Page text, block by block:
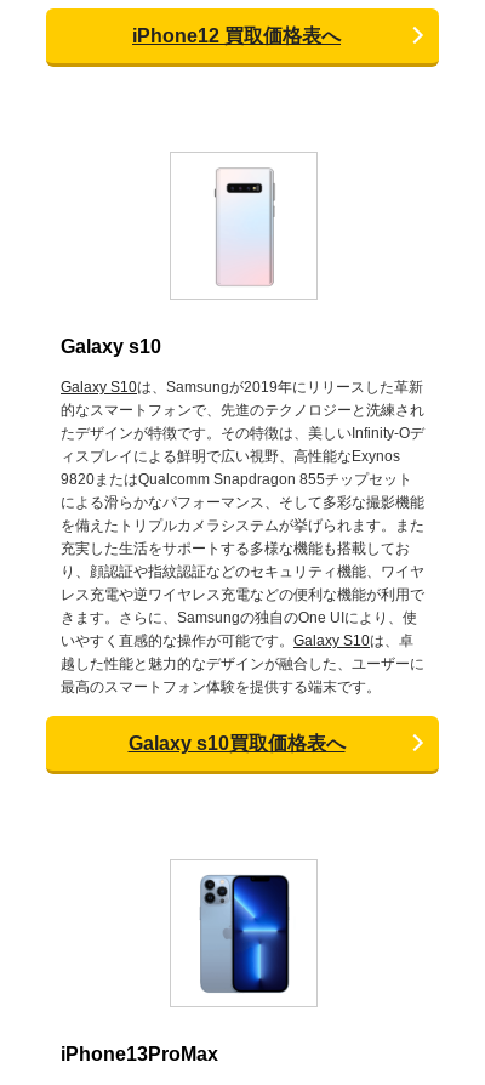
iPhone12 買取価格表へ
Galaxy s10
Galaxy S10は、Samsungが2019年にリリースした革新
的なスマートフォンで、先進のテクノロジーと洗練され
たデザインが特徴です。その特徴は、美しいInfinity-Oデ
ィスプレイによる鮮明で広い視野、高性能なExynos
9820またはQualcomm Snapdragon 855チップセット
による滑らかなパフォーマンス、そして多彩な撮影機能
を備えたトリプルカメラシステムが挙げられます。また
充実した生活をサポートする多様な機能も搭載してお
り、顔認証や指紋認証などのセキュリティ機能、ワイヤ
レス充電や逆ワイヤレス充電などの便利な機能が利用で
きます。さらに、Samsungの独自のOne UIにより、使
いやすく直感的な操作が可能です。 Galaxy S10は、卓
越した性能と魅力的なデザインが融合した、ユーザーに
最高のスマートフォン体験を提供する端末です。
Galaxy s10買取価格表へ
iPhone13ProMax